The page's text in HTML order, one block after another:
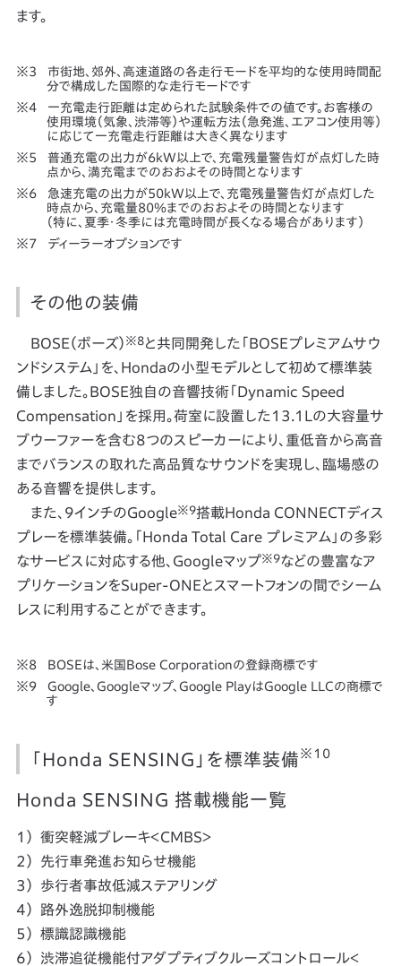
ます。
市街地、郊外、高速道路の各走行モードを平均的な使用時間配
分で構成した国際的な走行モードです
一充電走行距離は定められた試験条件での値です。お客様の
使用環境（気象、渋滞等）や運転方法（急発進、エアコン使用等）
に応じて一充電走行距離は大きく異なります
普通充電の出力が6kW以上で、充電残量警告灯が点灯した時
点から、満充電までのおおよその時間となります
急速充電の出力が50kW以上で、充電残量警告灯が点灯した
時点から、充電量80％までのおおよその時間となります
（特に、夏季・冬季には充電時間が長くなる場合があります）
ディーラーオプションです
その他の装備
BOSE（ボーズ） ※8と共同開発した「BOSEプレミアムサウ
ンドシステム」を、Hondaの小型モデルとして初めて標準装
備しました。BOSE独自の音響技術「Dynamic Speed
Compensation」を採用。荷室に設置した13.1Lの大容量サ
ブウーファーを含む8つのスピーカーにより、重低音から高音
までバランスの取れた高品質なサウンドを実現し、臨場感の
ある音響を提供します。
また、9インチのGoogle※9搭載Honda CONNECTディス
プレーを標準装備。「Honda Total Care プレミアム」の多彩
なサービスに対応する他、Googleマップ※9などの豊富なア
プリケーションをSuper-ONEとスマートフォンの間でシーム
レスに利用することができます。
BOSEは、米国Bose Corporationの登録商標です
Google、Googleマップ、Google PlayはGoogle LLCの商標で
す
「Honda SENSING」を標準装備 ※10
Honda SENSING 搭載機能一覧
1） 衝突軽減ブレーキ＜CMBS＞
2） 先行車発進お知らせ機能
3） 歩行者事故低減ステアリング
4） 路外逸脱抑制機能
5） 標識認識機能
6） 渋滞追従機能付アダプティブクルーズコントロール＜